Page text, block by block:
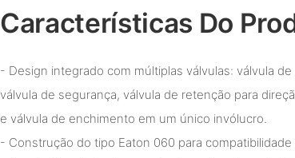
Características Do
- Design integrado com múltiplas válvulas: válvula
válvula de segurança, válvula de retenção para
e válvula de enchimento em um único invólucro.
- Construção do tipo Eaton 060 para